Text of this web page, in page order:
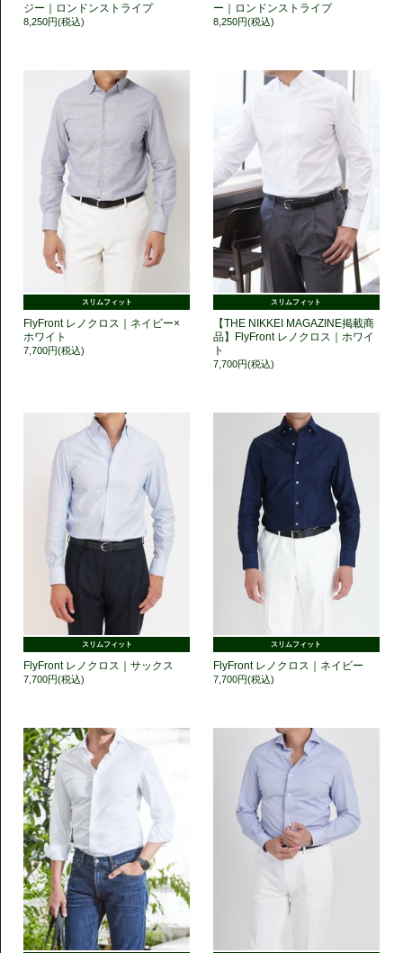
ジー｜ロンドンストライプ
8,250円(税込)
ー｜ロンドンストライプ
8,250円(税込)
スリムフィット
FlyFront レノクロス｜ネイビー×
ホワイト
7,700円(税込)
スリムフィット
【THE NIKKEI MAGAZINE掲載商
品】FlyFront レノクロス｜ホワイ
ト
7,700円(税込)
スリムフィット
FlyFront レノクロス｜サックス
7,700円(税込)
スリムフィット
FlyFront レノクロス｜ネイビー
7,700円(税込)